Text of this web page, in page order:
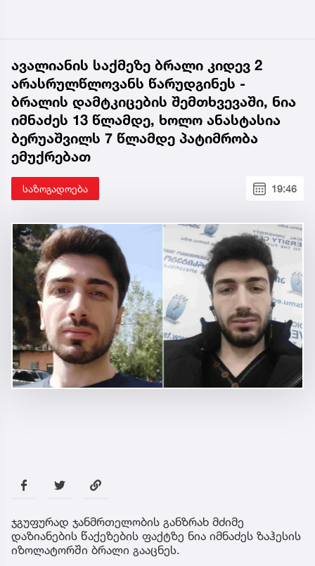
ავალიანის საქმეზე ბრალი კიდევ 2
არასრულწლოვანს წარუდგინეს -
ბრალის დამტკიცების შემთხვევაში, ნია
იმნაძეს 13 წლამდე, ხოლო ანასტასია
ბერუაშვილს 7 წლამდე პატიმრობა
ემუქრებათ
საზოგადოება 19:46
ჯგუფურად ჯანმრთელობის განზრახ მძიმე
დაზიანების წაქეზების ფაქტზე ნია იმნაძეს ზაჰესის
იზოლატორში ბრალი გააცნეს.